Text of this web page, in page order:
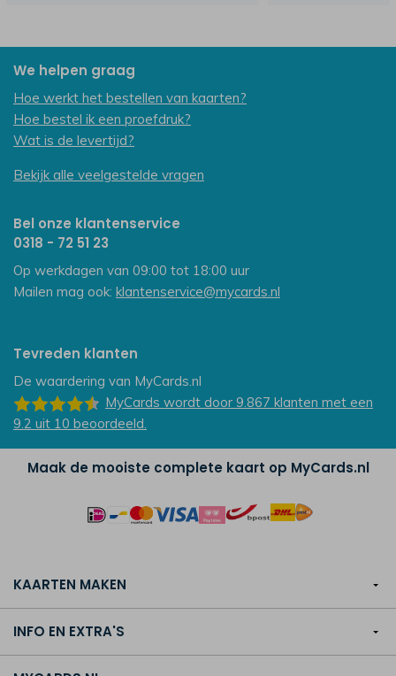
We helpen graag
Hoe werkt het bestellen van kaarten?
Hoe bestel ik een proefdruk?
Wat is de levertijd?
Bekijk alle veelgestelde vragen
Bel onze klantenservice
0318 - 72 51 23
Op werkdagen van 09:00 tot 18:00 uur
Mailen mag ook: klantenservice@mycards.nl
Tevreden klanten
De waardering van MyCards.nl
MyCards wordt door 9.867 klanten met een
9.2 uit 10 beoordeeld.
Maak de mooiste complete kaart op MyCards.nl
KAARTEN MAKEN
INFO EN EXTRA'S